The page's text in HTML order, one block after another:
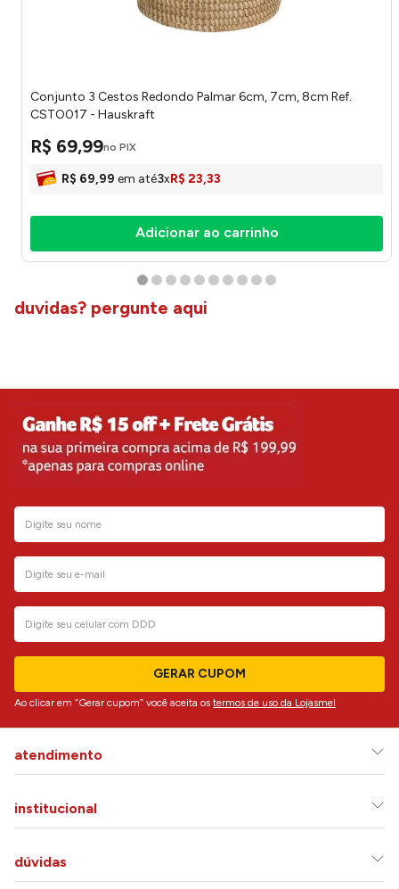
Conjunto 3 Cestos Redondo Palmar 6cm, 7cm, 8cm Ref.
CSTO017 - Hauskraft
R$ 69,99no PIX
R$ 69,99 em até3xR$ 23,33
Adicionar ao carrinho
duvidas? pergunte aqui
GERAR CUPOM
Ao clicar em “Gerar cupom” você aceita os termos de uso da Lojasmel
atendimento
institucional
dúvidas